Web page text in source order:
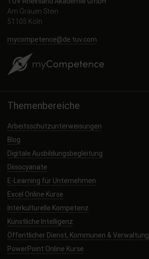
Am Grauen Stein
51105 Köln
mycompetence@de.tuv.com
Themenbereiche
Arbeitsschutzunterweisungen
Blog
Digitale Ausbildungsbegleitung
Diisocyanate
E-Learning für Unternehmen
Excel Online Kurse
Interkulturelle Kompetenz
Künstliche Intelligenz
Öffentlicher Dienst, Kommunen & Verwaltung
PowerPoint Online Kurse